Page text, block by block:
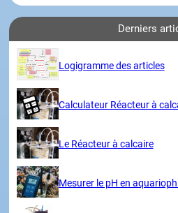
Derniers
Logigramme des articles
Calculateur Réacteur à
Le Réacteur à calcaire
Mesurer le pH en